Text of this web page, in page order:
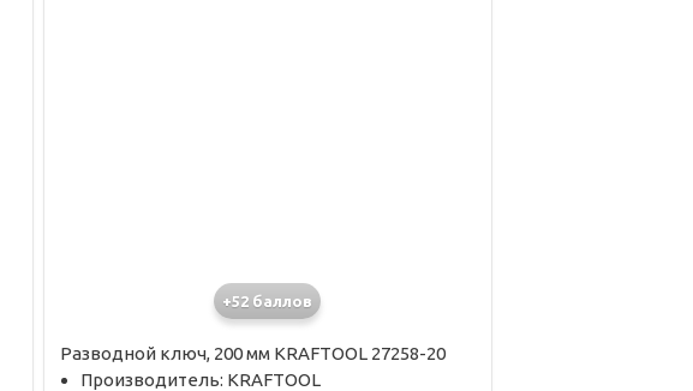
+52 баллов
Разводной ключ, 200 мм KRAFTOOL 27258-20
Производитель: KRAFTOOL